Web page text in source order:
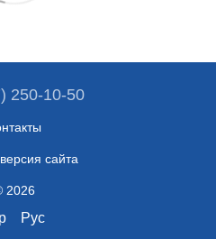
250-10-50
сайта
2026
Рус